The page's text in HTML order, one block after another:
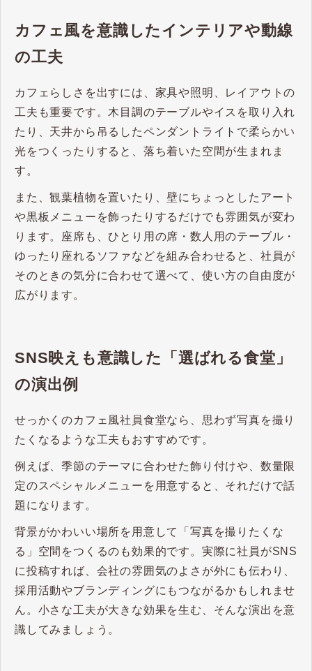
カフェ風を意識したインテリアや動線
の工夫
カフェらしさを出すには、家具や照明、レイアウトの
工夫も重要です。木目調のテーブルやイスを取り入れ
たり、天井から吊るしたペンダントライトで柔らかい
光をつくったりすると、落ち着いた空間が生まれま
す。
また、観葉植物を置いたり、壁にちょっとしたアート
や黒板メニューを飾ったりするだけでも雰囲気が変わ
ります。座席も、ひとり用の席・数人用のテーブル・
ゆったり座れるソファなどを組み合わせると、社員が
そのときの気分に合わせて選べて、使い方の自由度が
広がります。
SNS映えも意識した「選ばれる食堂」
の演出例
せっかくのカフェ風社員食堂なら、思わず写真を撮り
たくなるような工夫もおすすめです。
例えば、季節のテーマに合わせた飾り付けや、数量限
定のスペシャルメニューを用意すると、それだけで話
題になります。
背景がかわいい場所を用意して「写真を撮りたくな
る」空間をつくるのも効果的です。実際に社員がSNS
に投稿すれば、会社の雰囲気のよさが外にも伝わり、
採用活動やブランディングにもつながるかもしれませ
ん。小さな工夫が大きな効果を生む、そんな演出を意
識してみましょう。